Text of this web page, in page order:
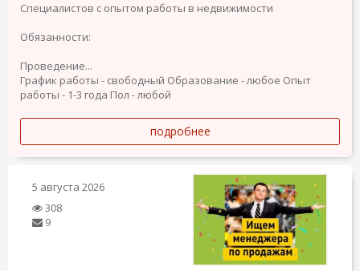
Специалистов с опытом работы в недвижимости
Обязанности:
Проведение...
График работы - свободный Образование - любое Опыт
работы - 1-3 года Пол - любой
подробнее
5 августа 2026
308
9